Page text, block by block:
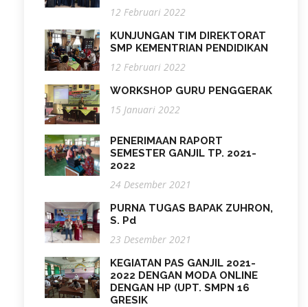
12 Februari 2022
KUNJUNGAN TIM DIREKTORAT
SMP KEMENTRIAN PENDIDIKAN
12 Februari 2022
WORKSHOP GURU PENGGERAK
15 Januari 2022
PENERIMAAN RAPORT
SEMESTER GANJIL TP. 2021-
2022
24 Desember 2021
PURNA TUGAS BAPAK ZUHRON,
S. Pd
23 Desember 2021
KEGIATAN PAS GANJIL 2021-
2022 DENGAN MODA ONLINE
DENGAN HP (UPT. SMPN 16
GRESIK